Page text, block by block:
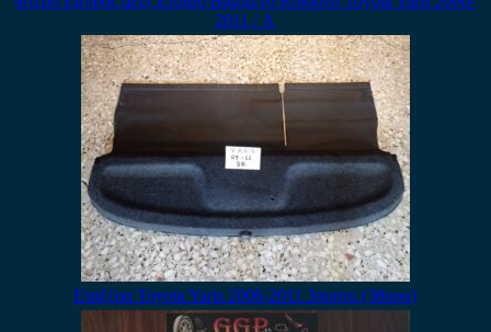
2011 / Α
Εταζέρα Toyota Yaris 2006-2011 3πορτο (3θυρο)